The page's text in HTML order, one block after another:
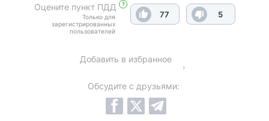
Оцените пункт ПДД ?
Только для
зарегистрированных
пользователей
77 5
Добавить в избранное
Обсудите с друзьями: